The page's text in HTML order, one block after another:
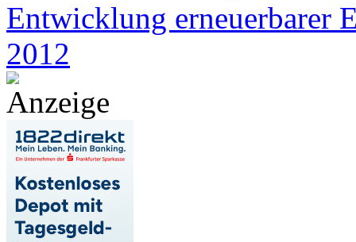
Entwicklung erneuerbarer
2012
Anzeige